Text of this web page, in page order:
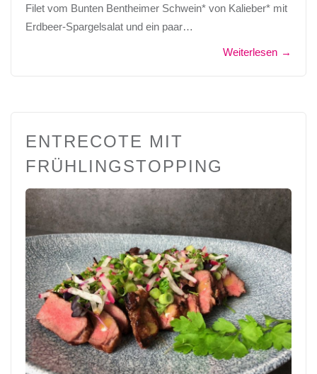
Filet vom Bunten Bentheimer Schwein* von Kalieber* mit
Erdbeer-Spargelsalat und ein paar…
Weiterlesen →
ENTRECOTE MIT
FRÜHLINGSTOPPING